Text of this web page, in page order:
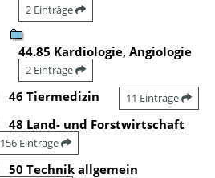
2 Einträge
44.85 Kardiologie, Angiologie
2 Einträge
46 Tiermedizin 11 Einträge
48 Land- und Forstwirtschaft
156 Einträge
50 Technik allgemein